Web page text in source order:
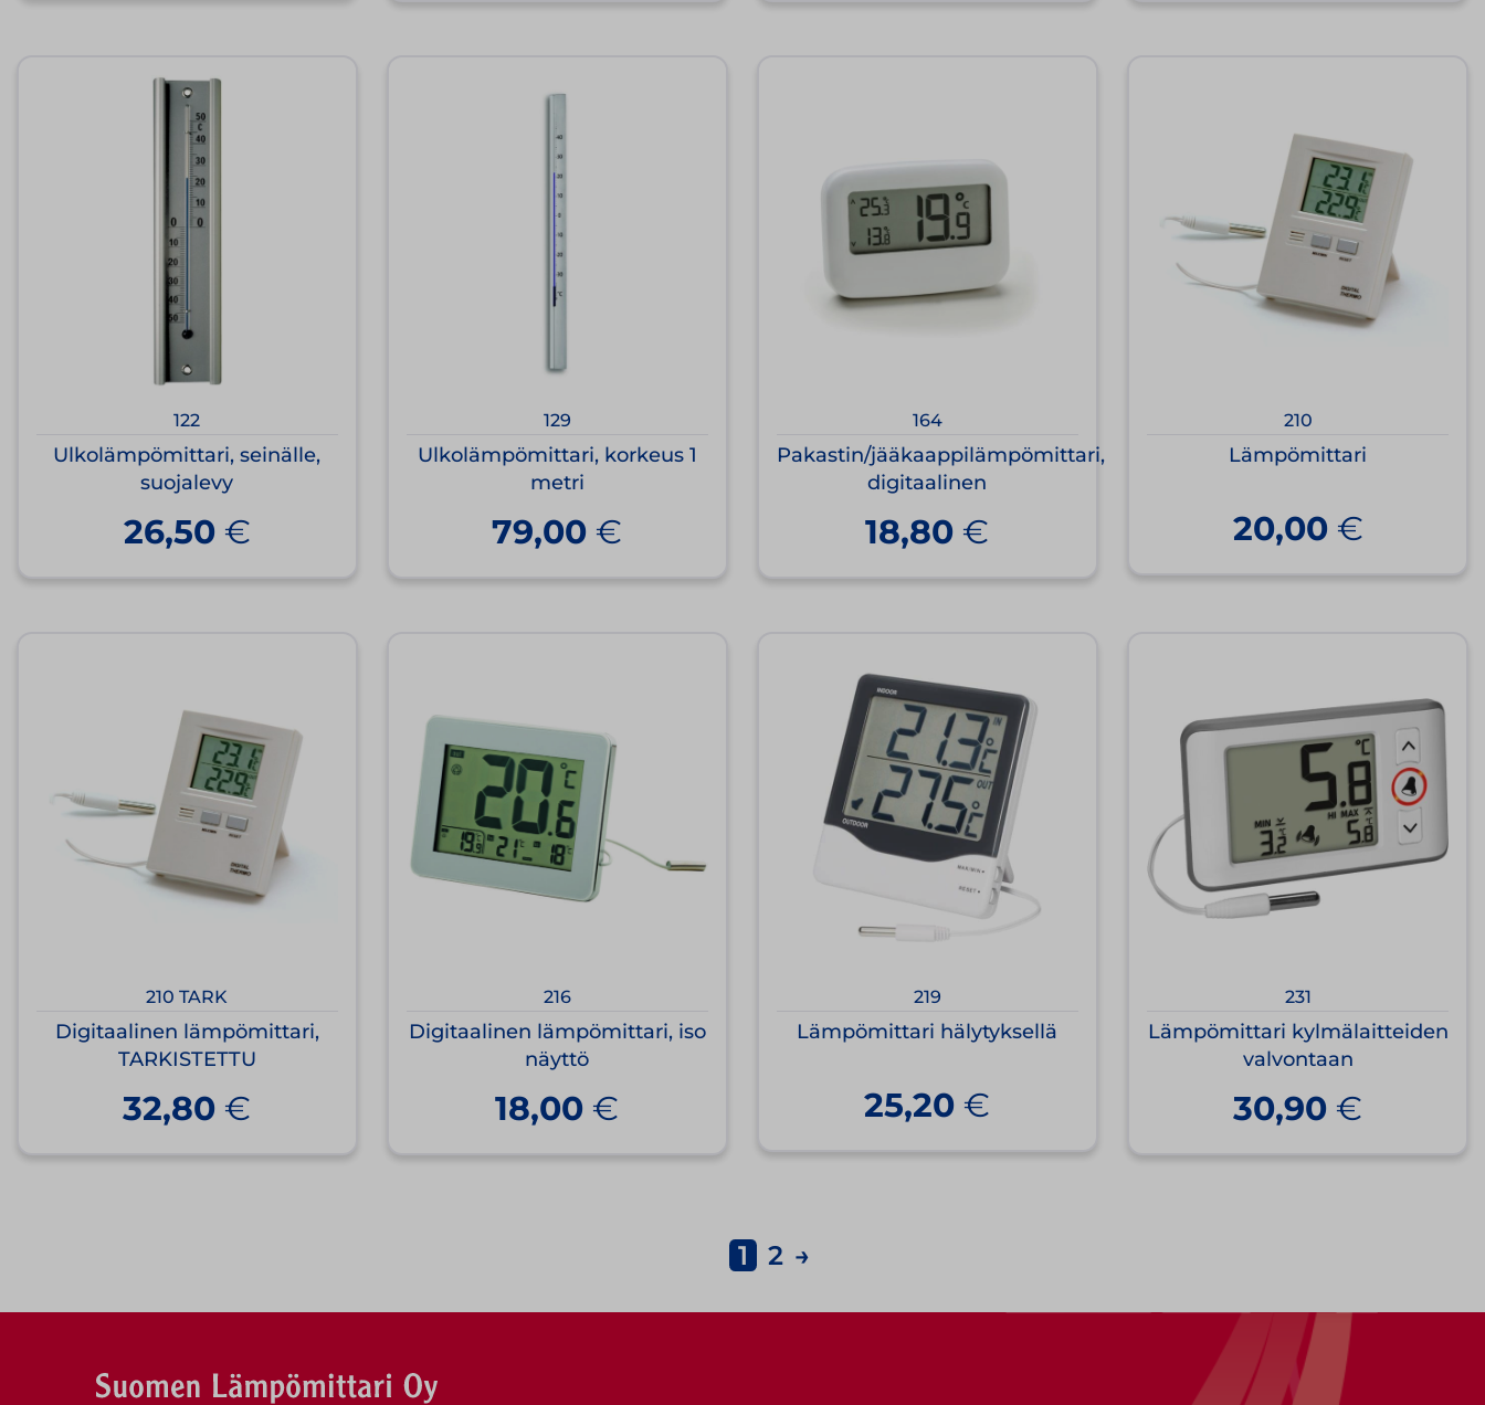
122
Ulkolämpömittari, seinälle,
suojalevy
26,50 €
129
Ulkolämpömittari, korkeus 1
metri
79,00 €
164
Pakastin/jääkaappilämpömittari,
digitaalinen
18,80 €
210
Lämpömittari
20,00 €
210 TARK
Digitaalinen lämpömittari,
TARKISTETTU
32,80 €
216
Digitaalinen lämpömittari, iso
näyttö
18,00 €
219
Lämpömittari hälytyksellä
25,20 €
231
Lämpömittari kylmälaitteiden
valvontaan
30,90 €
1 2 →